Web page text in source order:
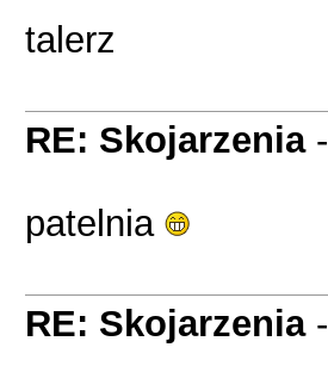
talerz
RE: Skojarzenia-
patelnia
RE: Skojarzenia-